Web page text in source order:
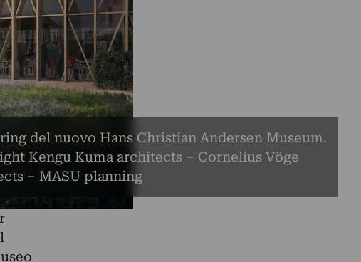
del nuovo Hans Christian Andersen Museum.
Kengu Kuma architects – Cornelius Vöge
– MASU planning